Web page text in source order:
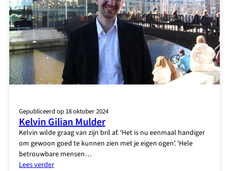
Gepubliceerd op 18 oktober 2024
Kelvin Gilian Mulder
Kelvin wilde graag van zijn bril af. ‘Het is nu eenmaal handiger
om gewoon goed te kunnen zien met je eigen ogen’. ‘Hele
betrouwbare mensen…
Lees verder: